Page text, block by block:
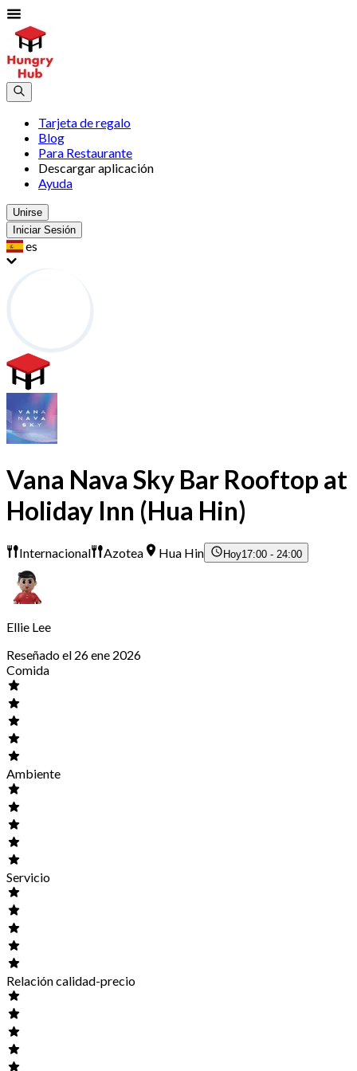
Tarjeta de regalo
Blog
Para Restaurante
Descargar aplicación
Ayuda
Unirse
Iniciar Sesión
es
Vana Nava Sky Bar Rooftop at
Holiday Inn (Hua Hin)
Internacional Azotea Hua Hin Hoy17:00 - 24:00
Ellie Lee
Reseñado el 26 ene 2026
Comida
Ambiente
Servicio
Relación calidad-precio